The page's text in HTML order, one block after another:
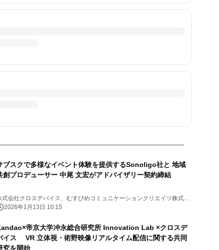
ブスクで多様なイベント体験を提供するSonoligo社と 地域
創プロデューサー 中尾 文宏がアドバイザリー契約締結
式会社クロスデバイス、むすびめコミュニケーションクリエイツ株式会
2026年1月13日 10:15
帝京大学冲永総合研究所 Innovation Lab ×クロスデ
イス VR 立体視・術野映像リアルタイム配信に関する共同
究を開始